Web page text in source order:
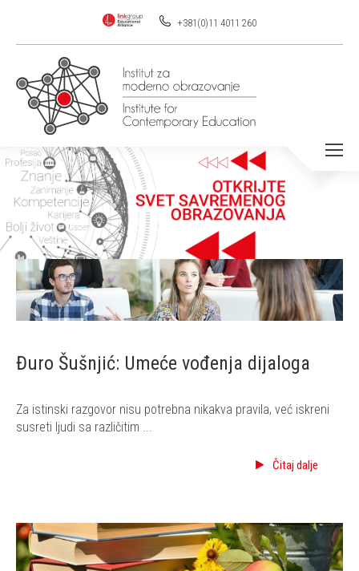
+381(0)11 4011 260
You are here:
Đuro Šušnjić: Umeće vođenja dijaloga
Za istinski razgovor nisu potrebna nikakva pravila, već iskreni
susreti ljudi sa različitim ...
Čitaj dalje